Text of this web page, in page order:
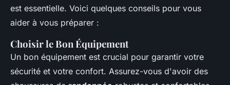
est essentielle. Voici quelques conseils pour vous
aider à vous préparer :
Choisir le Bon Équipement
Un bon équipement est crucial pour garantir votre
sécurité et votre confort. Assurez-vous d'avoir des